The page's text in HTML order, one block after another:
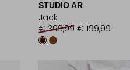
STUDIO AR
Jack
€ 399,99 € 199,99